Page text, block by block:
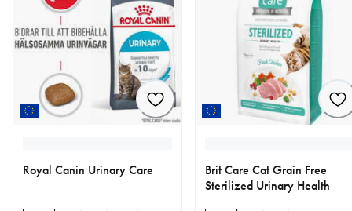
Royal Canin Urinary Care
Brit Care Cat Grain Free
Sterilized Urinary Health